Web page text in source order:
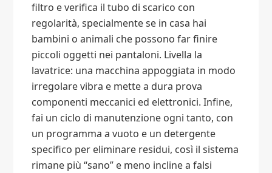
filtro e verifica il tubo di scarico con
regolarità, specialmente se in casa hai
bambini o animali che possono far finire
piccoli oggetti nei pantaloni. Livella la
lavatrice: una macchina appoggiata in modo
irregolare vibra e mette a dura prova
componenti meccanici ed elettronici. Infine,
fai un ciclo di manutenzione ogni tanto, con
un programma a vuoto e un detergente
specifico per eliminare residui, così il sistema
rimane più “sano” e meno incline a falsi